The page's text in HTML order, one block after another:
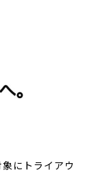
にトライアウ